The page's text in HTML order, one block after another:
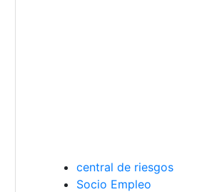
central de riesgos
Socio Empleo